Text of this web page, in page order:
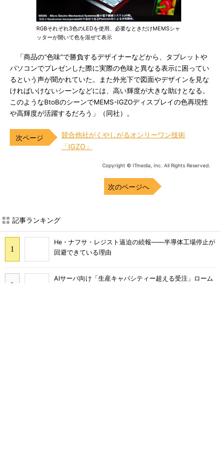
RGBそれぞれ3色のLEDを使用、必要なときだけMEMSシャ
ッターが開いて色を混ぜて表示
「商品の“色味”で勝負するデザイナーなどから、タブレットや
パソコンでプレゼンした際に実際の色味と異なる表示に困ってい
るという声が聞かれていた。また外光下で図面やデザインを見な
ければいけないシーンなどには、高い輝度が大きな助けとなる。
このようなBtoBのシーンでMEMS-IGZOディスプレイの色再現性
や高輝度が活躍するだろう」（同社）。
競合他社がくやしがるオンリーワン技術
「IGZO」
Copyright © ITmedia, Inc. All Rights Reserved.
次のページへ
記事ランキング
He・ナフサ・レジスト逼迫の続報――半導体工場停止が
回避できている理由
AIサーバ向け「生産キャパシティー超える受注」ローム